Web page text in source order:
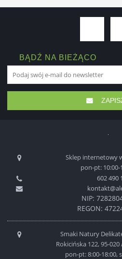
BĄDŹ NA BIEŻĄCO
Sklep internetowy
pon-pt: 10:00-
602 490
NIP:
REGON:
Smaki Natury
Rokicińska 122, 95-
pon-pt: 8:00-18:00,